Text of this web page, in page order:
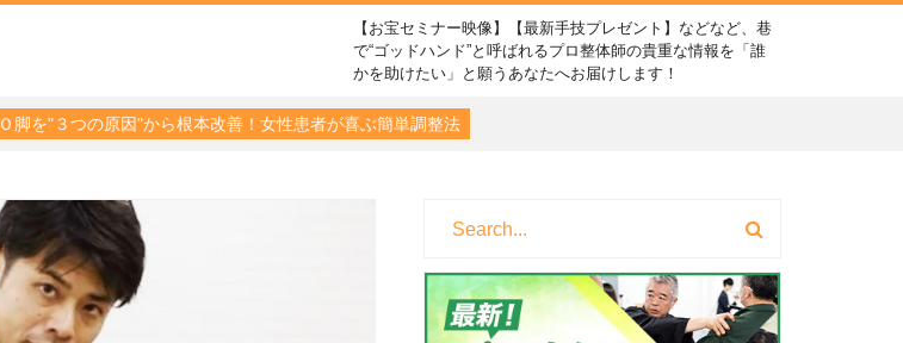
【お宝セミナー映像】【最新手技プレゼント】などなど、巷
で“ゴッドハンド”と呼ばれるプロ整体師の貴重な情報を「誰
かを助けたい」と願うあなたへお届けします！
Ｏ脚を"３つの原因"から根本改善！女性患者が喜ぶ簡単調整法